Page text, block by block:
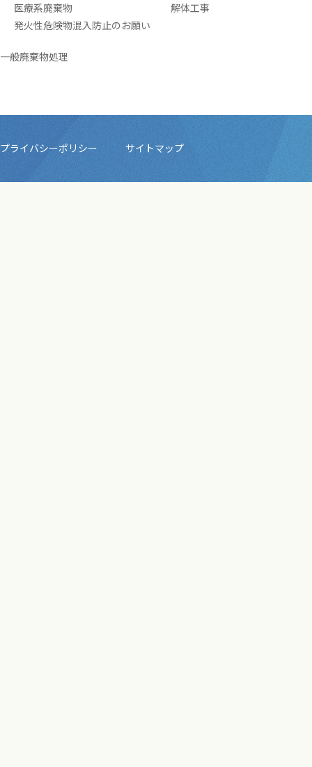
医療系廃棄物
発火性危険物混入防止のお願い
一般廃棄物処理
解体工事
プライバシーポリシー サイトマップ